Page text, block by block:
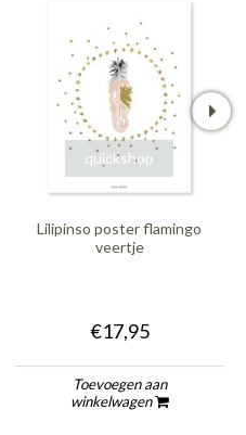
quickshop
Lilipinso poster flamingo
veertje
€17,95
Toevoegen aan
winkelwagen